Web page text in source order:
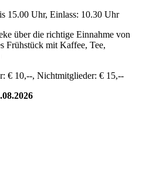
15.00 Uhr, Einlass: 10.30 Uhr
über die richtige Einnahme von
Frühstück mit Kaffee, Tee,
€ 10,--, Nichtmitglieder: € 15,--